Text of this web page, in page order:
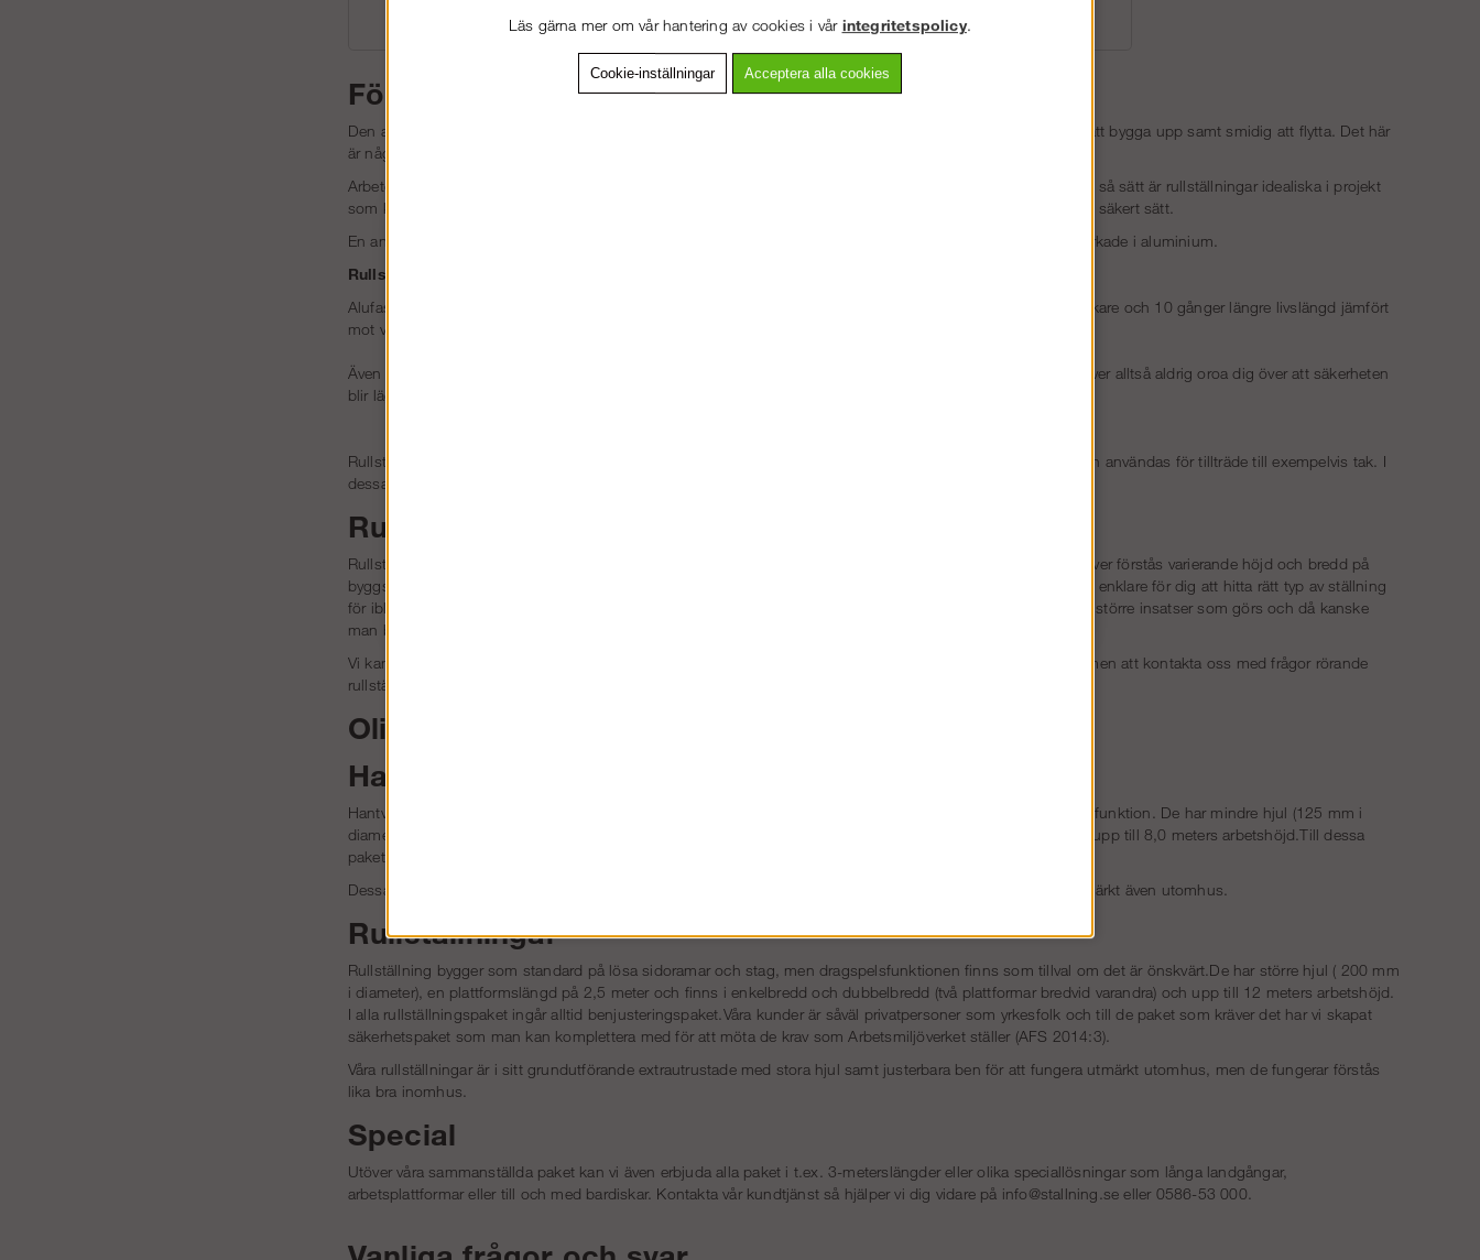
Hantverkarställning Rullställning Ställningsdelar
Fördelar med en rullställning
Den absolut största fördelen med att använda en rullställning är dess flexibilitet. En rullställning är både lätt att bygga upp samt smidig att flytta. Det här
är något som underlättar arbetet och som gör att du på ett enkelt sätt kan nå svåråtkomliga områden.
Arbetet blir mer effektivt när du snabbt, enkelt och säkert kan flytta på och justera ställningen efter behov. På så sätt är rullställningar idealiska i projekt
som kräver extra stor flexibilitet. Hjulen på rullställningen går givetvis att låsa, så att arbetet kan utföras på ett säkert sätt.
En annan fördel med en rullställning är att de är relativt lätta jämfört med andra byggställningar då de är tillverkade i aluminium.
Rullställning från Alufase
Alufase
är en av marknadens bästa rullställningar med överlägsen kvalitet och 10 års garanti. Tre gånger starkare och 10 gånger längre livslängd jämfört
mot vanliga svetsade rullställningar.
Även om rullställningar väger mindre har man fortfarande inte gjort avkall på säkerhet och stabilitet. Du behöver alltså aldrig oroa dig över att säkerheten
blir lägre jämfört med andra byggställningar, så länge du följer säkerhetsföreskrifterna för din ställning.
Rullställningar kan användas till allt från underhållsarbeten till installationer. Tänk på att rullställningen inte kan användas för tillträde till exempelvis tak. I
dessa fall ska fasadställning användas.
Rullställning i olika bredd och höjd
Rullställningar ger flexibilitet samt rörlighet och gör att det går att arbeta effektivt och säkert. Olika projekt kräver förstås varierande höjd och bredd på
byggställningen. Därför har vi satt samman ett brett sortiment med rullställningar i olika storlekar. Det gör det enklare för dig att hitta rätt typ av ställning
för ibland behöver man nå extra högt med korta punktinsatser t.ex. byta lysrör i stora hallar och ibland är det större insatser som görs och då kanske
man behöver en större arbetsyta uppe på ställningen, vid t.ex. målning och renovering av panelen på huset.
Vi kan också hjälpa dig med skräddarsydda lösningar eller olika specialkonstruktioner ch du är alltid välkommen att kontakta oss med frågor rörande
rullställningar.
Olika sorters ställningar
Hantverkarställningar
Hantverkarställningar
kallar vi de mindre varianterna av rullställning vars grundsektion bygger på en dragspelsfunktion. De har mindre hjul (125 mm i
diameter), en plattformslängd på 2,0 meter och i våra färdiga paket byggs den med en plattform i bredd och upp till 8,0 meters arbetshöjd.Till dessa
paket kan man köpa till benjusteringspaket till hjulen för att få ställbarhet på dessa med 40 cm.
Dessa är i sitt grundutförande tänkta att användas inomhus men med några små justeringar fungerar de utmärkt även utomhus.
Rullställningar
Rullställning bygger som standard på lösa sidoramar och stag, men dragspelsfunktionen finns som tillval om det är önskvärt.De har större hjul ( 200 mm
i diameter), en plattformslängd på 2,5 meter och finns i enkelbredd och dubbelbredd (två plattformar bredvid varandra) och upp till 12 meters arbetshöjd.
I alla rullställningspaket ingår alltid benjusteringspaket.Våra kunder är såväl privatpersoner som yrkesfolk och till de paket som kräver det har vi skapat
säkerhetspaket som man kan komplettera med för att möta de krav som Arbetsmiljöverket ställer (AFS 2014:3).
Våra rullställningar är i sitt grundutförande extrautrustade med stora hjul samt justerbara ben för att fungera utmärkt utomhus, men de fungerar förstås
lika bra inomhus.
Special
Utöver våra sammanställda paket kan vi även erbjuda alla paket i t.ex. 3-meterslängder eller olika speciallösningar som långa landgångar,
arbetsplattformar eller till och med bardiskar. Kontakta vår kundtjänst så hjälper vi dig vidare på info@stallning.se eller 0586-53 000.
Läs gärna mer om vår hantering av cookies i vår integritetspolicy.
Cookie-inställningar Acceptera alla cookies